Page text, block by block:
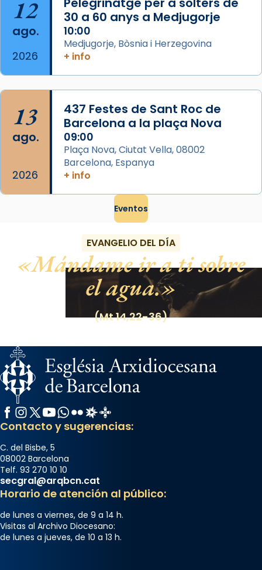
Foto
View on Facebook ·
12
ago.
2026
30 a 60 anys a Medjugorje
10:00
Medjugorje, Bòsnia i Herzegovina
+ info
13
ago.
2026
437 Festes de Sant Roc de
Barcelona a la plaça Nova
09:00
Plaça Nova, Ciutat Vella, 08002
Barcelona, Espanya
+ info
Eventos
EVANGELIO DEL DÍA
Mándame ir a ti sobre
el agua.
(Mt 14,22-36)
Facebook
Instagram
X / Twitter
YouTube
WhatsApp
FlickrRadio Estel
Catalunya Cristiana
Contacto y sugerencias:
C. del Bisbe, 5
08002 Barcelona
Telf. 93 270 10 10
secgral@arqbcn.cat
Horario de atención al público:
de lunes a viernes, de 9 a 14 h.
Visitas al Archivo Diocesano:
de lunes a jueves, de 10 a 13 h.